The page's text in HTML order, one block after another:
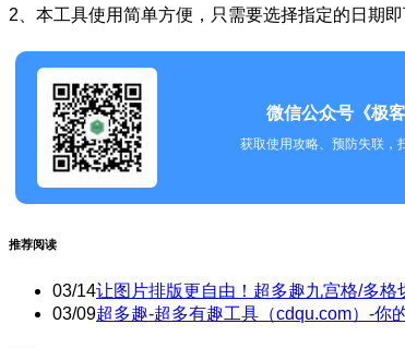
2、本工具使用简单方便，只需要选择指定的日期即
微信公众号《极
获取使用攻略、预防失联，
推荐阅读
03/14让图片排版更自由！超多趣九宫格/多
03/09超多趣-超多有趣工具（cdqu.com）-你